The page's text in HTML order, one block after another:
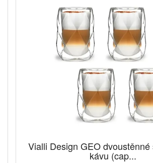
Vialli Design GEO
kávu (cap...